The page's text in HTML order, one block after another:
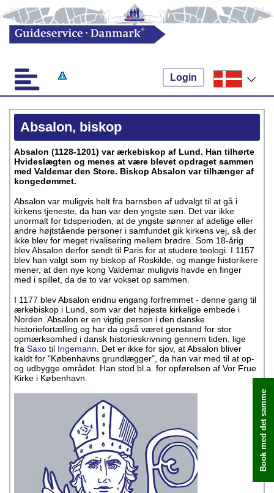
Login
Absalon, biskop
Absalon (1128-1201) var ærkebiskop af Lund. Han tilhørte
Hvideslægten og menes at være blevet opdraget sammen
med Valdemar den Store. Biskop Absalon var tilhænger af
kongedømmet.
Absalon var muligvis helt fra barnsben af udvalgt til at gå i
kirkens tjeneste, da han var den yngste søn. Det var ikke
unormalt for tidsperioden, at de yngste sønner af adelige eller
andre højtstående personer i samfundet gik kirkens vej, så der
ikke blev for meget rivalisering mellem brødre. Som 18-årig
blev Absalon derfor sendt til Paris for at studere teologi. I 1157
blev han valgt som ny biskop af Roskilde, og mange historikere
mener, at den nye kong Valdemar muligvis havde en finger
med i spillet, da de to var vokset op sammen.
I 1177 blev Absalon endnu engang forfremmet - denne gang til
ærkebiskop i Lund, som var det højeste kirkelige embede i
Norden. Absalon er en vigtig person i den danske
historiefortælling og har da også været genstand for stor
opmærksomhed i dansk historieskrivning gennem tiden, lige
fra Saxo til Ingemann . Det er ikke for sjov, at Absalon bliver
kaldt for "Københavns grundlægger", da han var med til at op-
og udbygge området. Han stod bl.a. for opførelsen af Vor Frue
Kirke i København.
Book med det samme